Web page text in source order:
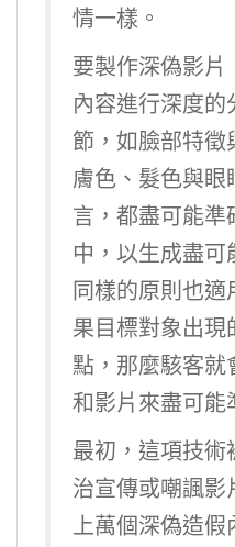
情一樣。
要製作深偽影
內容進行深度
節，如臉部特徵
膚色、髮色與
言，都盡可能準
中，以生成盡可
同樣的原則也
果目標對象出
點，那麼駭客
和影片來盡可能
最初，這項技
治宣傳或嘲諷
上萬個深偽造假